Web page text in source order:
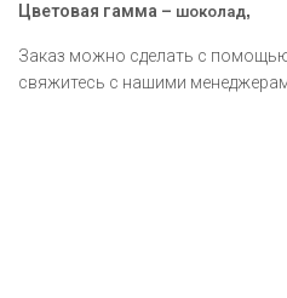
Цветовая гамма – шоколад,
Заказ можно сделать с
свяжитесь с нашими